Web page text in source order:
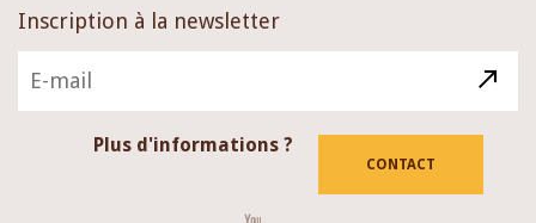
Inscription à la newsletter
Plus d'informations ?
CONTACT